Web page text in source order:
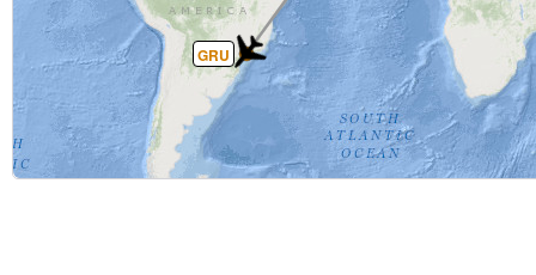
GRU